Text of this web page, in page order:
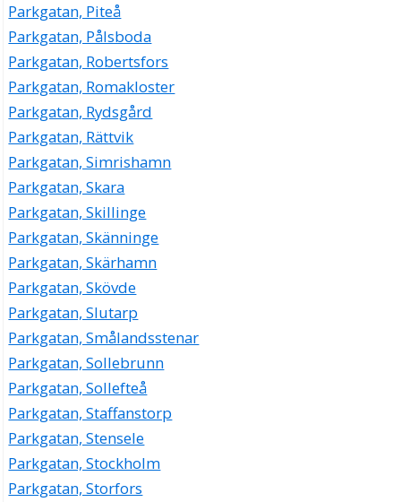
Parkgatan, Piteå
Parkgatan, Pålsboda
Parkgatan, Robertsfors
Parkgatan, Romakloster
Parkgatan, Rydsgård
Parkgatan, Rättvik
Parkgatan, Simrishamn
Parkgatan, Skara
Parkgatan, Skillinge
Parkgatan, Skänninge
Parkgatan, Skärhamn
Parkgatan, Skövde
Parkgatan, Slutarp
Parkgatan, Smålandsstenar
Parkgatan, Sollebrunn
Parkgatan, Sollefteå
Parkgatan, Staffanstorp
Parkgatan, Stensele
Parkgatan, Stockholm
Parkgatan, Storfors